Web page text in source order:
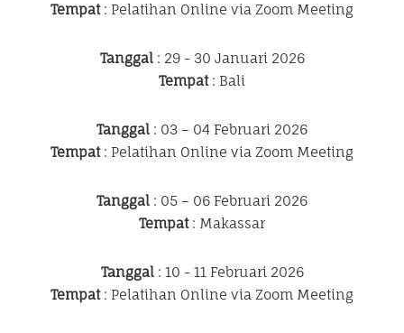
Tempat: Pelatihan Online via Zoom Meeting
Tanggal: 29 - 30 Januari 2026
Tempat: Bali
Tanggal : 03 – 04 Februari 2026
Tempat: Pelatihan Online via Zoom Meeting
Tanggal : 05 – 06 Februari 2026
Tempat: Makassar
Tanggal: 10 - 11 Februari 2026
Tempat: Pelatihan Online via Zoom Meeting